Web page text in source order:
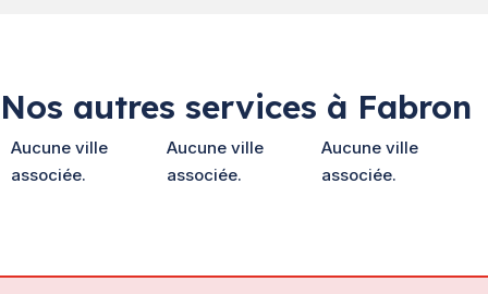
Nos autres services à Fabron
Aucune ville
associée.
Aucune ville
associée.
Aucune ville
associée.